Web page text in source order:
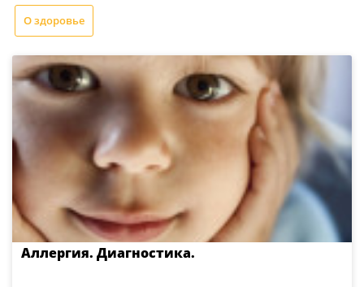
О здоровье
Аллергия. Диагностика.